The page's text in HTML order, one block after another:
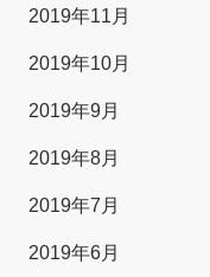
2019年11月
2019年10月
2019年9月
2019年8月
2019年7月
2019年6月